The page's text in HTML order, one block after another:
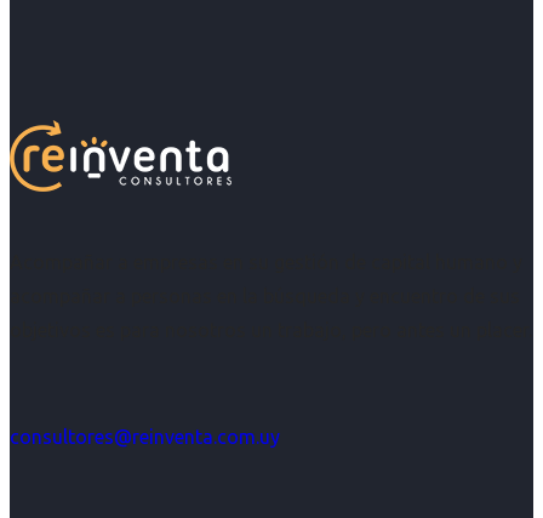
consultores@reinventa.com.uy